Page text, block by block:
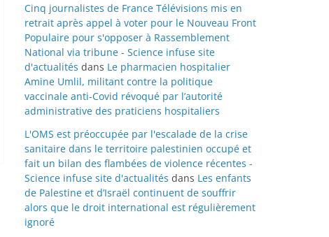
Cinq journalistes de France Télévisions mis en
retrait après appel à voter pour le Nouveau Front
Populaire pour s'opposer à Rassemblement
National via tribune - Science infuse site
d'actualités dans Le pharmacien hospitalier
Amine Umlil, militant contre la politique
vaccinale anti-Covid révoqué par l’autorité
administrative des praticiens hospitaliers
L'OMS est préoccupée par l'escalade de la crise
sanitaire dans le territoire palestinien occupé et
fait un bilan des flambées de violence récentes -
Science infuse site d'actualités dans Les enfants
de Palestine et d’Israël continuent de souffrir
alors que le droit international est régulièrement
ignoré